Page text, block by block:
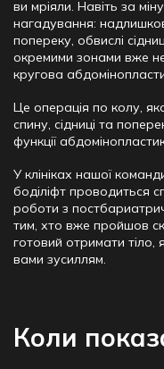
ви мріяли. Навіть за
нагадування:
попереку, обвислі
окремими зонами вже
кругова
Це операція по колу,
спину, сідниці та
функції
У клініках нашої
боділіфт проводиться
роботи з
тим, хто вже пройшов
готовий отримати тіло,
вами зусиллям.
Коли